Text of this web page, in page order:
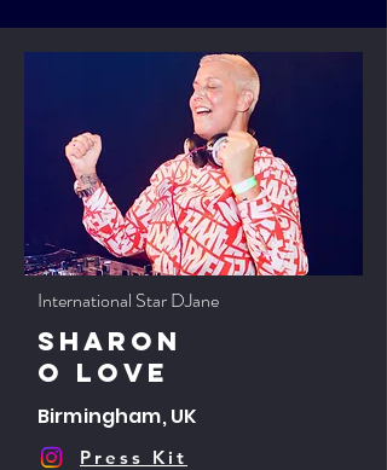
International Star DJane
Sharon
O Love
Birmingham, UK
Press Kit